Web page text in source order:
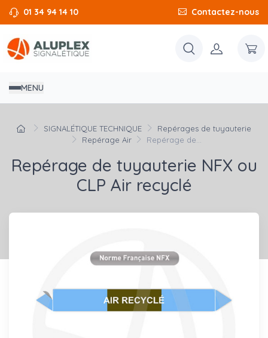
01 34 94 14 10 Contactez-nous
MENU
SIGNALÉTIQUE TECHNIQUE
Repérages de tuyauterie
Repérage Air
Repérage de...
Repérage de tuyauterie NFX ou
CLP Air recyclé